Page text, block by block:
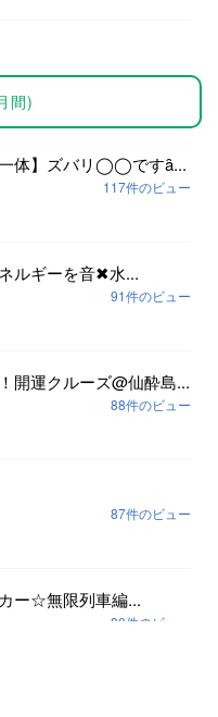
間)
体】ズバリ◯◯ですȃ...
117件のビュー
ルギーを音✖︎水...
91件のビュー
開運クルーズ@仙酔島...
88件のビュー
87件のビュー
ー☆無限列車編...
80件のビュー